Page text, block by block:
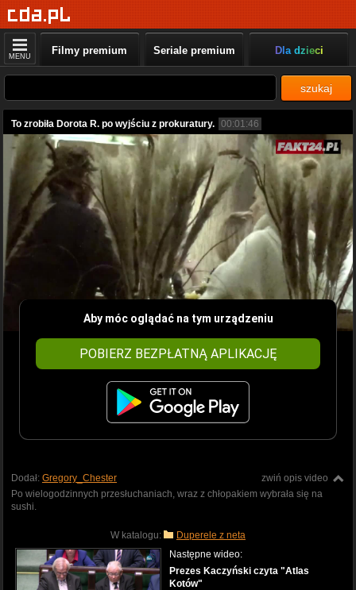
MENU Filmy premium Seriale premium Dla dzieci
szukaj
To zrobiła Dorota R. po wyjściu z prokuratury. 00:01:46
Aby móc oglądać na tym urządzeniu
POBIERZ BEZPŁATNĄ APLIKACJĘ
zwiń opis video
Dodał: Gregory_Chester
Po wielogodzinnych przesłuchaniach, wraz z chłopakiem wybrała się na
sushi.
W katalogu: Duperele z neta
Następne wideo:
Prezes Kaczyński czyta "Atlas
Kotów"